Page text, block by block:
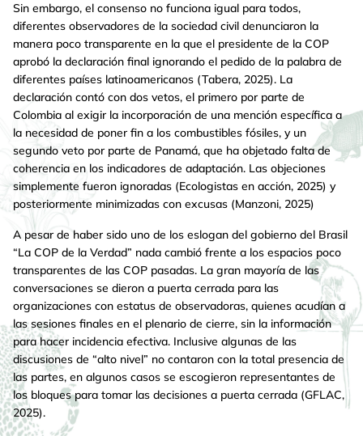
Sin embargo, el consenso no funciona igual para todos,
diferentes observadores de la sociedad civil denunciaron la
manera poco transparente en la que el presidente de la COP
aprobó la declaración final ignorando el pedido de la palabra de
diferentes países latinoamericanos (Tabera, 2025). La
declaración contó con dos vetos, el primero por parte de
Colombia al exigir la incorporación de una mención específica a
la necesidad de poner fin a los combustibles fósiles, y un
segundo veto por parte de Panamá, que ha objetado falta de
coherencia en los indicadores de adaptación. Las objeciones
simplemente fueron ignoradas (Ecologistas en acción, 2025) y
posteriormente minimizadas con excusas (Manzoni, 2025)
A pesar de haber sido uno de los eslogan del gobierno del Brasil
“La COP de la Verdad” nada cambió frente a los espacios poco
transparentes de las COP pasadas. La gran mayoría de las
conversaciones se dieron a puerta cerrada para las
organizaciones con estatus de observadoras, quienes acudían a
las sesiones finales en el plenario de cierre, sin la información
para hacer incidencia efectiva. Inclusive algunas de las
discusiones de “alto nivel” no contaron con la total presencia de
las partes, en algunos casos se escogieron representantes de
los bloques para tomar las decisiones a puerta cerrada (GFLAC,
2025).